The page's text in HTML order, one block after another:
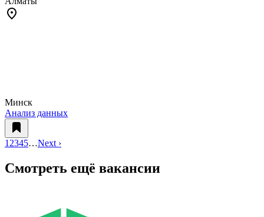
Минск
Анализ данных
1 2345…Next ›
Смотреть ещё вакансии